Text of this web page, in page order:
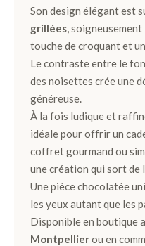
Ballotins
de
Chocolats
Box
et
Panier
Coffrets
de
plantation
Gourmand
Son design élégant est
grillées,
touche de croquant et
Le contraste entre le
des noisettes crée une
généreuse.
À la fois ludique et
idéale pour offrir un
coffret gourmand ou
une création qui sort de
Une pièce chocolatée
les yeux autant que les
Disponible en boutique
Montpellierou en